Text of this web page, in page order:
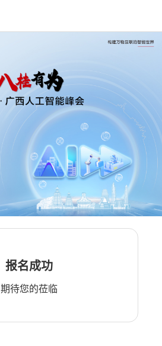
报名成功
期待您的莅临